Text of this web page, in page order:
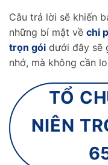
Câu trả lời sẽ khiến
những bí mật về chi
trọn gói dưới đây sẽ
nhớ, mà không cần
TỔ
NIÊN